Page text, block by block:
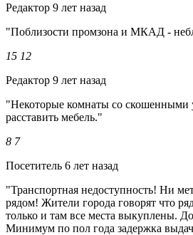
Редактор 9 лет назад
"Поблизости промзона и МКАД -
15 12
Редактор 9 лет назад
"Некоторые комнаты со скошенными
расставить мебель."
8 7
Посетитель 6 лет назад
"Транспортная недоступность! Ни
рядом! Жители города говорят что
только и там все места выкуплены.
Минимум по пол года задержка